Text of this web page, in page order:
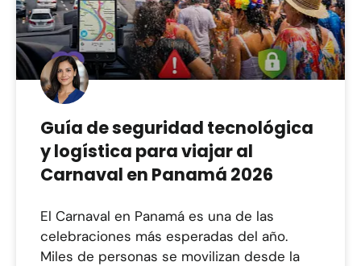
Guía de seguridad tecnológica
y logística para viajar al
Carnaval en Panamá 2026
El Carnaval en Panamá es una de las
celebraciones más esperadas del año.
Miles de personas se movilizan desde la